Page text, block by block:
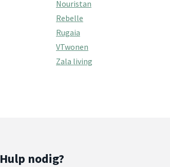
Nouristan
Rebelle
Rugaia
VTwonen
Zala living
Hulp nodig?